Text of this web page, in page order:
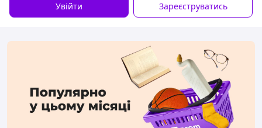
Увійти Зареєструватись